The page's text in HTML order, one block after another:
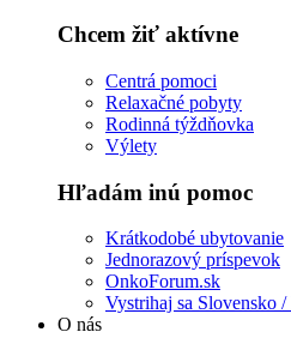
Chcem žiť aktívne
Centrá pomoci
Relaxačné pobyty
Rodinná týždňovka
Výlety
Hľadám inú pomoc
Krátkodobé ubytovanie
Jednorazový príspevok
OnkoForum.sk
Vystrihaj sa Slovensko
O nás